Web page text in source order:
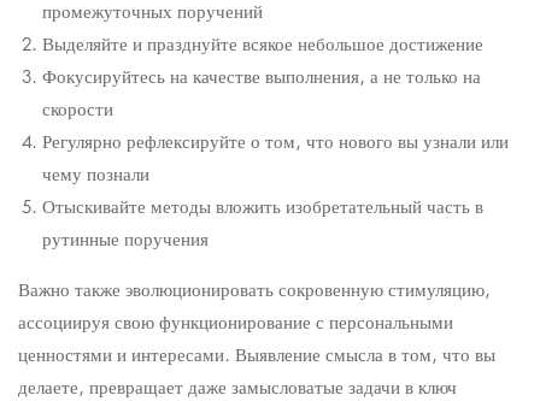
промежуточных поручений
Выделяйте и празднуйте всякое небольшое достижение
Фокусируйтесь на качестве выполнения, а не только на
скорости
Регулярно рефлексируйте о том, что нового вы узнали или
чему познали
Отыскивайте методы вложить изобретательный часть в
рутинные поручения
Важно также эволюционировать сокровенную стимуляцию,
ассоциируя свою функционирование с персональными
ценностями и интересами. Выявление смысла в том, что вы
делаете, превращает даже замысловатые задачи в ключ